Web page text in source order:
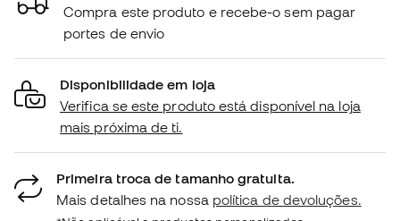
Compra este produto e recebe-o sem pagar
portes de envio
Disponibilidade em loja
Verifica se este produto está disponível na loja
mais próxima de ti.
Primeira troca de tamanho gratuita.
Mais detalhes na nossa política de devoluções.